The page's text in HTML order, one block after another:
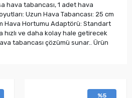
hava tabancası, 1 adet hava
Uzun Hava Tabancası: 25 cm
Hava Hortumu Adaptörü: Standart
ve daha kolay hale getirecek
tabancası çözümü sunar.. Ürün
%5